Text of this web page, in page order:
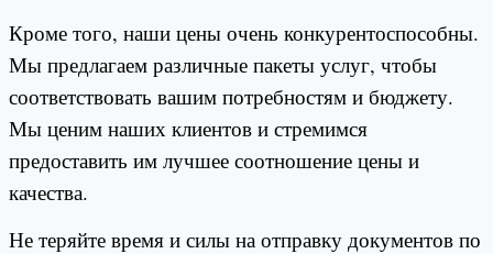
Кроме того, наши цены очень конкурентоспособны.
Мы предлагаем различные пакеты услуг, чтобы
соответствовать вашим потребностям и бюджету.
Мы ценим наших клиентов и стремимся
предоставить им лучшее соотношение цены и
качества.
Не теряйте время и силы на отправку документов по